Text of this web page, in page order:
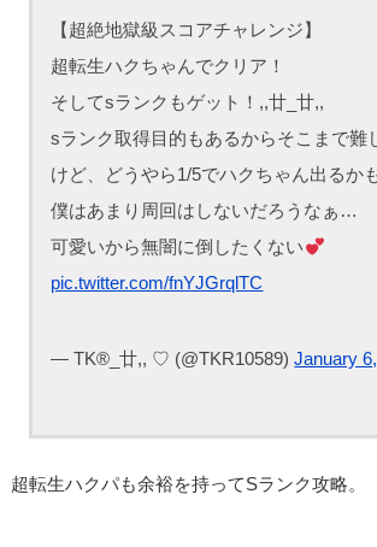
【超絶地獄級スコアチャレンジ】
超転生ハクちゃんでクリア！
そしてsランクもゲット！,,廿_廿,,
sランク取得目的もあるからそこまで難
けど、どうやら1/5でハクちゃん出るか
僕はあまり周回はしないだろうなぁ…
可愛いから無闇に倒したくない
pic.twitter.com/fnYJGrqlTC
— TK®️_廿,, ♡ (@TKR10589)January
超転生ハクパも余裕を持ってSランク攻略。